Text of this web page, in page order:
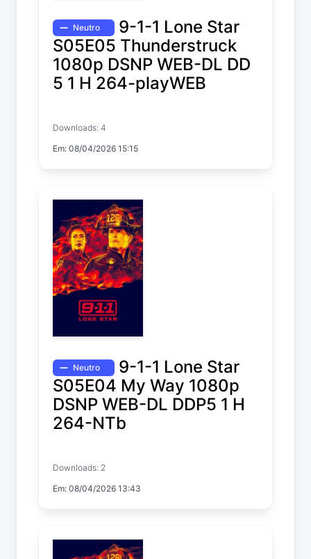
Neutro
9-1-1 Lone Star
S05E05 Thunderstruck
1080p DSNP WEB-DL DD
5 1 H 264-playWEB
Temp. 5 EP. 5
Downloads: 4
Em: 08/04/2026 15:15
Neutro
9-1-1 Lone Star
S05E04 My Way 1080p
DSNP WEB-DL DDP5 1 H
264-NTb
Temp. 5 EP. 4
Downloads: 2
Em: 08/04/2026 13:43